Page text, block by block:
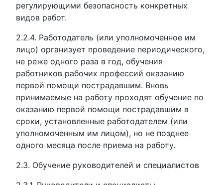
регулирующими безопасность конкретных
видов работ.
2.2.4. Работодатель (или уполномоченное им
лицо) организует проведение периодического,
не реже одного раза в год, обучения
работников рабочих профессий оказанию
первой помощи пострадавшим. Вновь
принимаемые на работу проходят обучение по
оказанию первой помощи пострадавшим в
сроки, установленные работодателем (или
уполномоченным им лицом), но не позднее
одного месяца после приема на работу.
2.3. Обучение руководителей и специалистов